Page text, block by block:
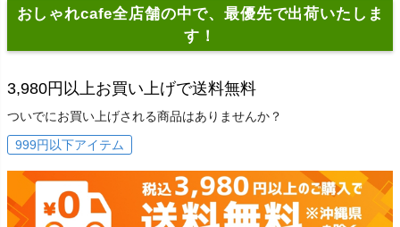
おしゃれcafe全店舗の中で、最優先で出荷いたしま
す！
3,980円以上お買い上げで送料無料
ついでにお買い上げされる商品はありませんか？
999円以下アイテム